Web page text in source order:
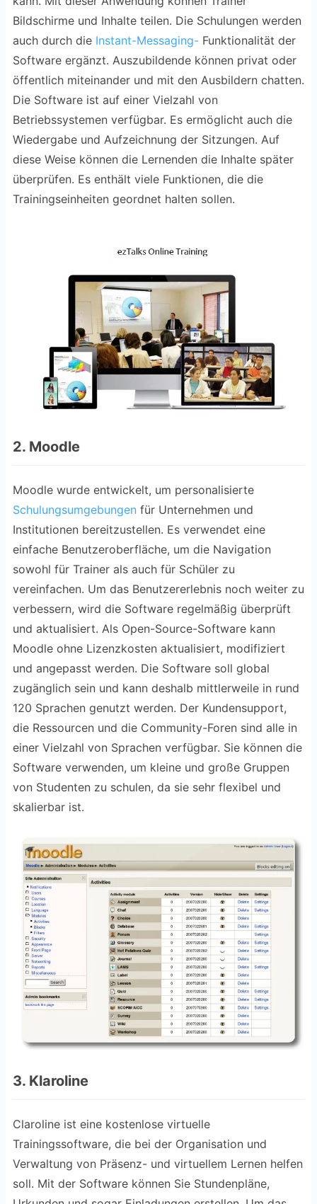
Bildschirme und Inhalte teilen. Die Schulungen werden
auch durch die Instant-Messaging- Funktionalität der
Software ergänzt. Auszubildende können privat oder
öffentlich miteinander und mit den Ausbildern chatten.
Die Software ist auf einer Vielzahl von
Betriebssystemen verfügbar. Es ermöglicht auch die
Wiedergabe und Aufzeichnung der Sitzungen. Auf
diese Weise können die Lernenden die Inhalte später
überprüfen. Es enthält viele Funktionen, die die
Trainingseinheiten geordnet halten sollen.
2. Moodle
Moodle wurde entwickelt, um personalisierte
Schulungsumgebungen für Unternehmen und
Institutionen bereitzustellen. Es verwendet eine
einfache Benutzeroberfläche, um die Navigation
sowohl für Trainer als auch für Schüler zu
vereinfachen. Um das Benutzererlebnis noch weiter zu
verbessern, wird die Software regelmäßig überprüft
und aktualisiert. Als Open-Source-Software kann
Moodle ohne Lizenzkosten aktualisiert, modifiziert
und angepasst werden. Die Software soll global
zugänglich sein und kann deshalb mittlerweile in rund
120 Sprachen genutzt werden. Der Kundensupport,
die Ressourcen und die Community-Foren sind alle in
einer Vielzahl von Sprachen verfügbar. Sie können die
Software verwenden, um kleine und große Gruppen
von Studenten zu schulen, da sie sehr flexibel und
skalierbar ist.
3. Klaroline
Claroline ist eine kostenlose virtuelle
Trainingssoftware, die bei der Organisation und
Verwaltung von Präsenz- und virtuellem Lernen helfen
soll. Mit der Software können Sie Stundenpläne,